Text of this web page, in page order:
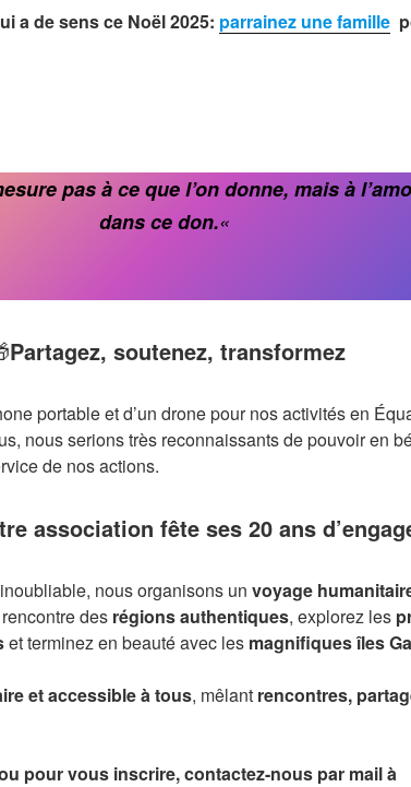
a de sens ce Noël 2025: parrainez une famille
pas à ce que l’on donne, mais à
dans ce don.«
Partagez, soutenez, transformez
portable et d’un drone pour nos activités en
nous serions très reconnaissants de pouvoir en
de nos actions.
association fête ses 20 ans
nous organisons un voyage
des régions authentiques, explorez les
et terminez en beauté avec les magnifiques îles
et accessible à tous, mêlant rencontres,
pour vous inscrire, contactez-nous par mail à